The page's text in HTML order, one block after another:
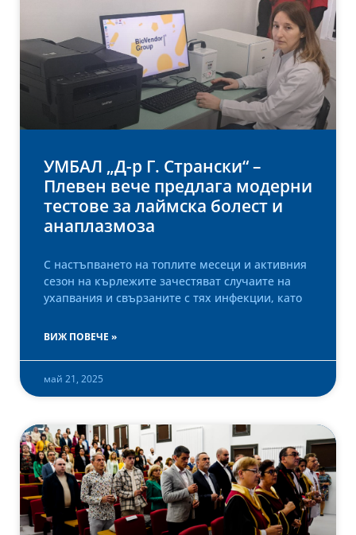
УМБАЛ „Д-р Г. Странски“ –
Плевен вече предлага модерни
тестове за лаймска болест и
анаплазмоза
С настъпването на топлите месеци и активния
сезон на кърлежите зачестяват случаите на
ухапвания и свързаните с тях инфекции, като
ВИЖ ПОВЕЧЕ »
май 21, 2025